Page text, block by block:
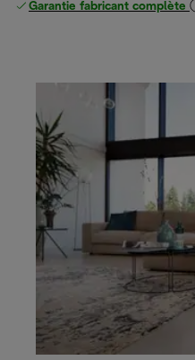
Garantie fabricant complète